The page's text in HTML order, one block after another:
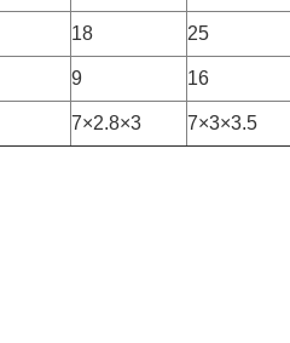
18 25
9 16
7×2.8×3 7×3×3.5